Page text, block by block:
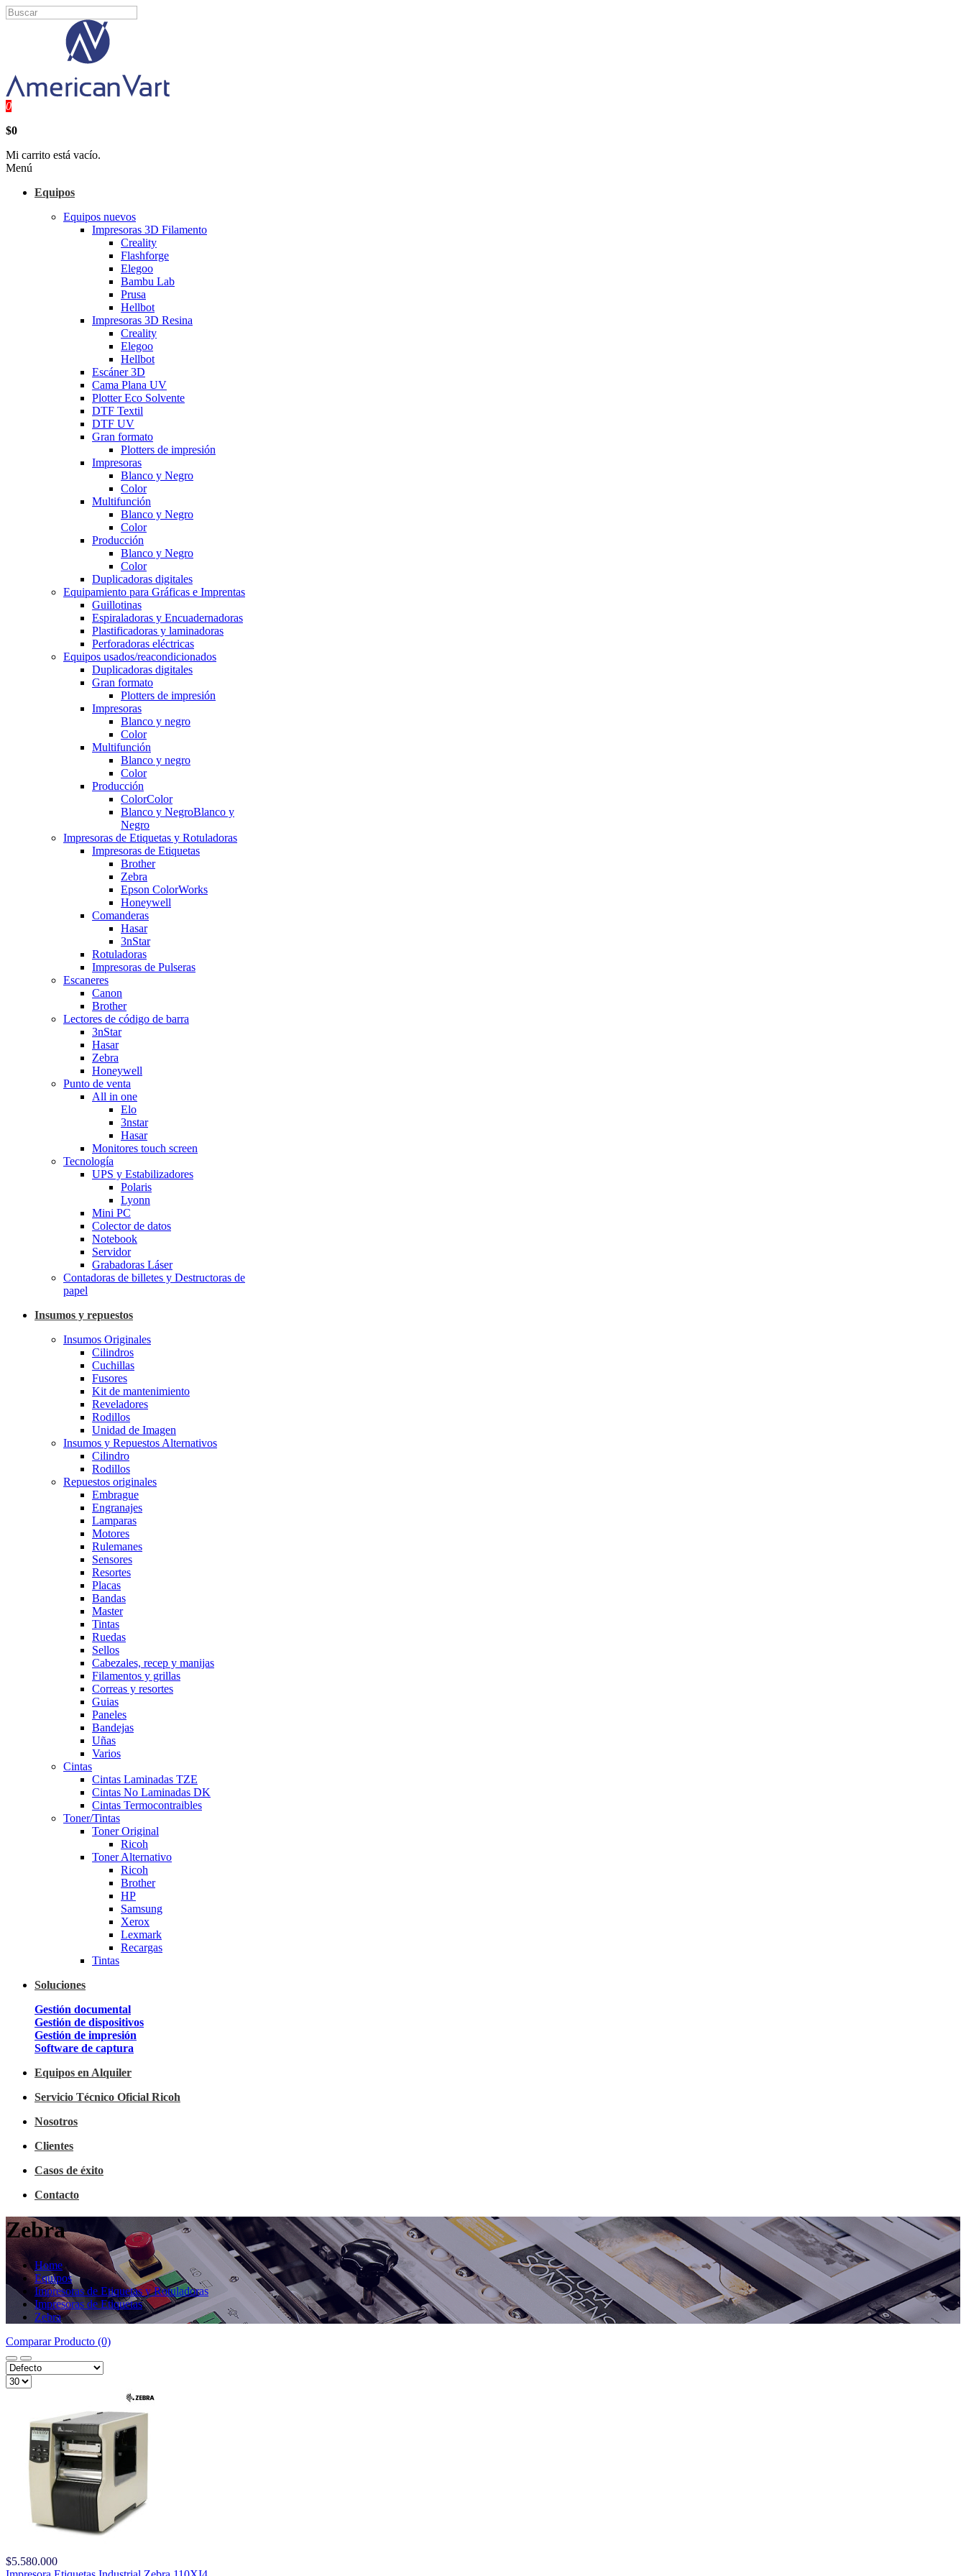
0
$0
Mi carrito está vacío.
Menú
Equipos
Equipos nuevos
Impresoras 3D Filamento
Creality
Flashforge
Elegoo
Bambu Lab
Prusa
Hellbot
Impresoras 3D Resina
Creality
Elegoo
Hellbot
Escáner 3D
Cama Plana UV
Plotter Eco Solvente
DTF Textil
DTF UV
Gran formato
Plotters de impresión
Impresoras
Blanco y Negro
Color
Multifunción
Blanco y Negro
Color
Producción
Blanco y Negro
Color
Duplicadoras digitales
Equipamiento para Gráficas e Imprentas
Guillotinas
Espiraladoras y Encuadernadoras
Plastificadoras y laminadoras
Perforadoras eléctricas
Equipos usados/reacondicionados
Duplicadoras digitales
Gran formato
Plotters de impresión
Impresoras
Blanco y negro
Color
Multifunción
Blanco y negro
Color
Producción
ColorColor
Blanco y NegroBlanco y
Negro
Impresoras de Etiquetas y Rotuladoras
Impresoras de Etiquetas
Brother
Zebra
Epson ColorWorks
Honeywell
Comanderas
Hasar
3nStar
Rotuladoras
Impresoras de Pulseras
Escaneres
Canon
Brother
Lectores de código de barra
3nStar
Hasar
Zebra
Honeywell
Punto de venta
All in one
Elo
3nstar
Hasar
Monitores touch screen
Tecnología
UPS y Estabilizadores
Polaris
Lyonn
Mini PC
Colector de datos
Notebook
Servidor
Grabadoras Láser
Contadoras de billetes y Destructoras de
papel
Insumos y repuestos
Insumos Originales
Cilindros
Cuchillas
Fusores
Kit de mantenimiento
Reveladores
Rodillos
Unidad de Imagen
Insumos y Repuestos Alternativos
Cilindro
Rodillos
Repuestos originales
Embrague
Engranajes
Lamparas
Motores
Rulemanes
Sensores
Resortes
Placas
Bandas
Master
Tintas
Ruedas
Sellos
Cabezales, recep y manijas
Filamentos y grillas
Correas y resortes
Guias
Paneles
Bandejas
Uñas
Varios
Cintas
Cintas Laminadas TZE
Cintas No Laminadas DK
Cintas Termocontraibles
Toner/Tintas
Toner Original
Ricoh
Toner Alternativo
Ricoh
Brother
HP
Samsung
Xerox
Lexmark
Recargas
Tintas
Soluciones
Gestión documental
Gestión de dispositivos
Gestión de impresión
Software de captura
Equipos en Alquiler
Servicio Técnico Oficial Ricoh
Nosotros
Clientes
Casos de éxito
Contacto
Zebra
Home
Equipos
Impresoras de Etiquetas y Rotuladoras
Impresoras de Etiquetas
Zebra
Comparar Producto (0)
$5.580.000